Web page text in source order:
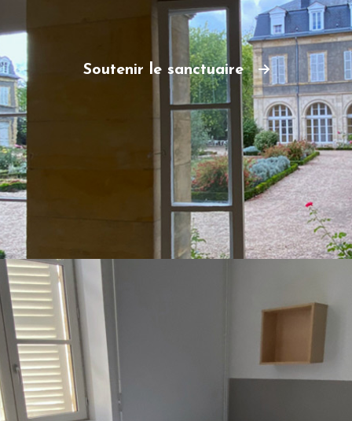
Soutenir le sanctuaire